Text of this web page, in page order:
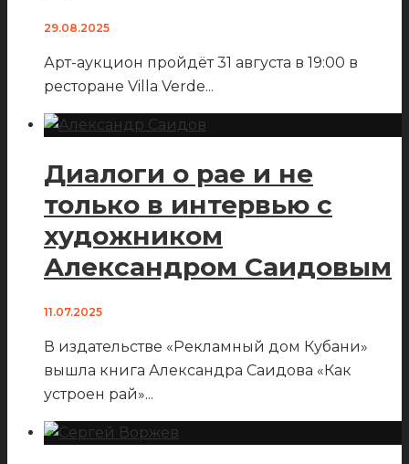
29.08.2025
Арт-аукцион пройдёт 31 августа в 19:00 в
ресторане Villa Verde...
Диалоги о рае и не
только в интервью с
художником
Александром Саидовым
11.07.2025
В издательстве «Рекламный дом Кубани»
вышла книга Александра Саидова «Как
устроен рай»...